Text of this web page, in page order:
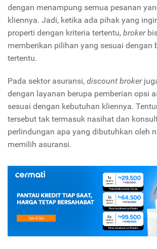
dengan menampung semua pesanan
kliennya. Jadi, ketika ada pihak yang
properti dengan kriteria tertentu, broker
memberikan pilihan yang sesuai dengan
tertentu.
Pada sektor asuransi, discount broker
dengan layanan berupa pemberian opsi
sesuai dengan kebutuhan kliennya.
tersebut tak termasuk nasihat dan
perlindungan apa yang dibutuhkan oleh
memilih asuransi.